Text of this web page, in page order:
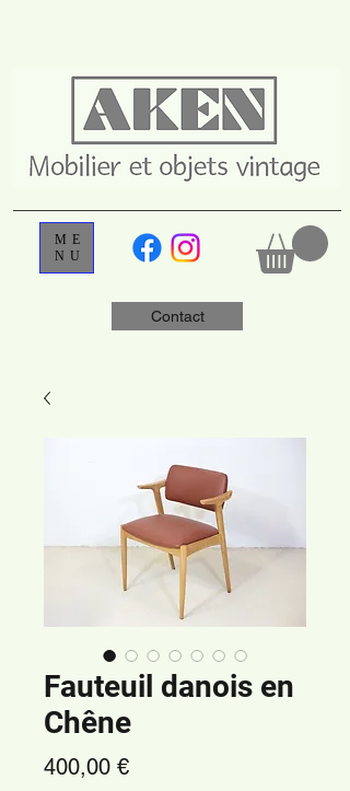
Contact
ME
NU
Fauteuil danois en
Chêne
400,00 €Prix